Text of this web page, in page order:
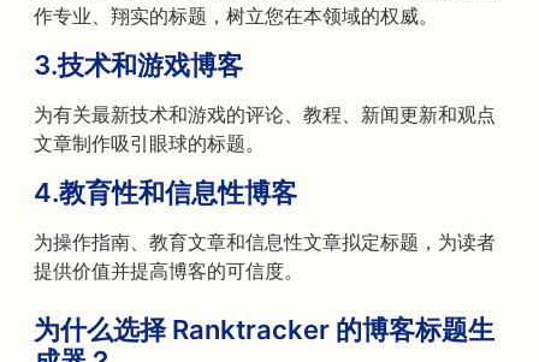
作专业、翔实的标题，树立您在本领域的权威。
3.技术和游戏博客
为有关最新技术和游戏的评论、教程、新闻更新和观点
文章制作吸引眼球的标题。
4.教育性和信息性博客
为操作指南、教育文章和信息性文章拟定标题，为读者
提供价值并提高博客的可信度。
为什么选择 Ranktracker 的博客标题生